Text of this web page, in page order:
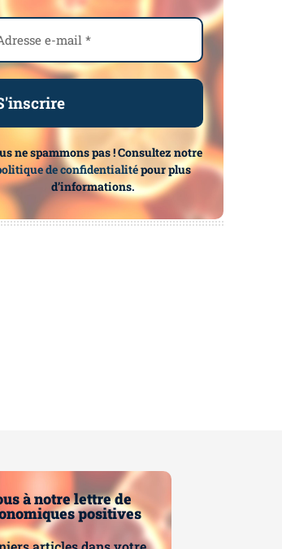
ne spammons pas ! Consultez notre
de confidentialitépour plus
d’informations.
à notre lettre de
positives